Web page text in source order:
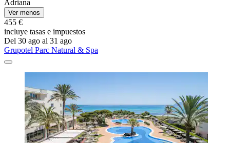
Adriana
Ver menos
455 €
incluye tasas e impuestos
Del 30 ago al 31 ago
Grupotel Parc Natural & Spa